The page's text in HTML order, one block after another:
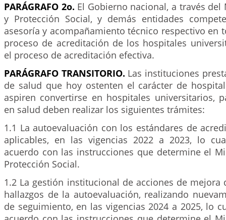
PARÁGRAFO 2o. El Gobierno nacional, a través
y Protección Social, y demás entidades
asesoría y acompañamiento técnico respectivo en
proceso de acreditación de los hospitales
el proceso de acreditación efectiva.
PARÁGRAFO TRANSITORIO. Las instituciones
de salud que hoy ostenten el carácter de
aspiren convertirse en hospitales universitarios,
en salud deben realizar los siguientes trámites:
1.1 La autoevaluación con los estándares de
aplicables, en las vigencias 2022 a 2023, lo
acuerdo con las instrucciones que determine el
Protección Social.
1.2 La gestión institucional de acciones de mejora
hallazgos de la autoevaluación, realizando
de seguimiento, en las vigencias 2024 a 2025, lo